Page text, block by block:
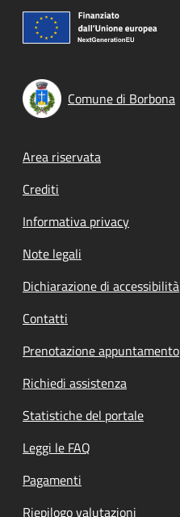
Comune di Borbona
Footer menu
Area riservata
Crediti
Informativa privacy
Note legali
Dichiarazione di accessibilità
Contatti
Prenotazione appuntamento
Richiedi assistenza
Statistiche del portale
Leggi le FAQ
Pagamenti
Riepilogo valutazioni